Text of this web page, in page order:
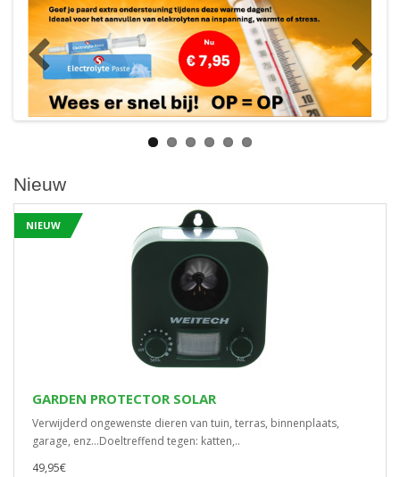
Nieuw
NIEUW
GARDEN PROTECTOR SOLAR
Verwijderd ongewenste dieren van tuin, terras, binnenplaats,
garage, enz…Doeltreffend tegen: katten,..
49,95€